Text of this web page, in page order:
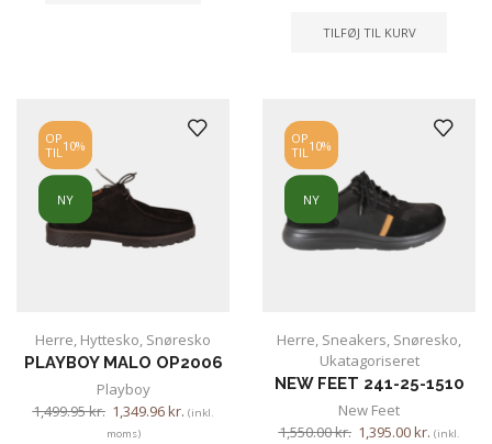
TILFØJ TIL KURV
OP
TIL10%
NY
Herre, Hyttesko, Snøresko
PLAYBOY MALO OP2006
Playboy
1,499.95kr. 1,349.96kr. (inkl.
moms)
OP
TIL10%
NY
Herre, Sneakers, Snøresko,
Ukatagoriseret
NEW FEET 241-25-1510
New Feet
1,550.00kr. 1,395.00kr. (inkl.